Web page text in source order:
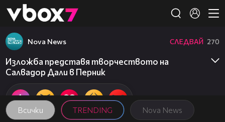
👾
Всички TRENDING Nova News
Nova News СЛЕДВАЙ 270
Изложба представя творчеството на
Салвадор Дали в Перник